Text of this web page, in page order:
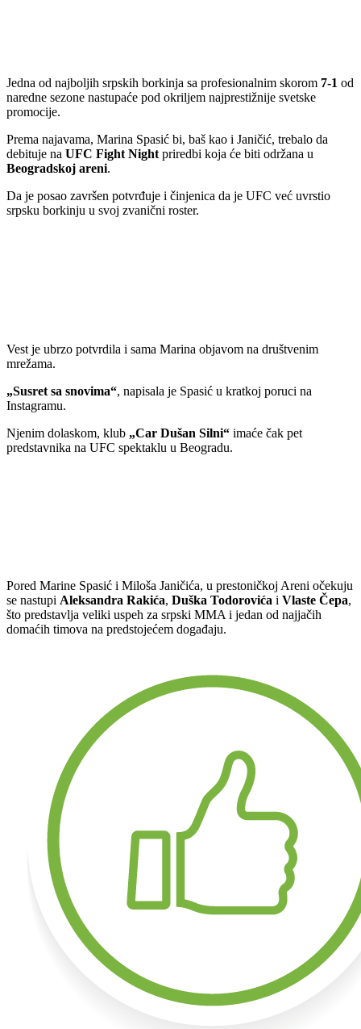
Jedna od najboljih srpskih borkinja sa profesionalnim skorom 7-1 od
naredne sezone nastupaće pod okriljem najprestižnije svetske
promocije.
Prema najavama, Marina Spasić bi, baš kao i Janičić, trebalo da
debituje na UFC Fight Night priredbi koja će biti održana u
Beogradskoj areni.
Da je posao završen potvrđuje i činjenica da je UFC već uvrstio
srpsku borkinju u svoj zvanični roster.
Vest je ubrzo potvrdila i sama Marina objavom na društvenim
mrežama.
„Susret sa snovima“, napisala je Spasić u kratkoj poruci na
Instagramu.
Njenim dolaskom, klub „Car Dušan Silni“ imaće čak pet
predstavnika na UFC spektaklu u Beogradu.
Pored Marine Spasić i Miloša Janičića, u prestoničkoj Areni očekuju
se nastupi Aleksandra Rakića, Duška Todorovića i Vlaste Čepa,
što predstavlja veliki uspeh za srpski MMA i jedan od najjačih
domaćih timova na predstojećem događaju.